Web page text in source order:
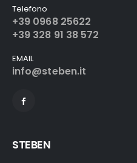
Telefono
+39 0968 25622
+39 328 91 38 572
EMAIL
info@steben.it
STEBEN